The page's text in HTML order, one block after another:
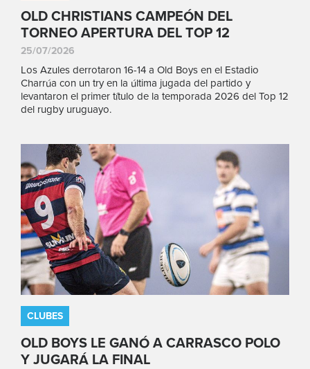
OLD CHRISTIANS CAMPEÓN DEL
TORNEO APERTURA DEL TOP 12
25/07/2026
Los Azules derrotaron 16-14 a Old Boys en el Estadio
Charrúa con un try en la última jugada del partido y
levantaron el primer título de la temporada 2026 del Top 12
del rugby uruguayo.
CLUBES
OLD BOYS LE GANÓ A CARRASCO POLO
Y JUGARÁ LA FINAL